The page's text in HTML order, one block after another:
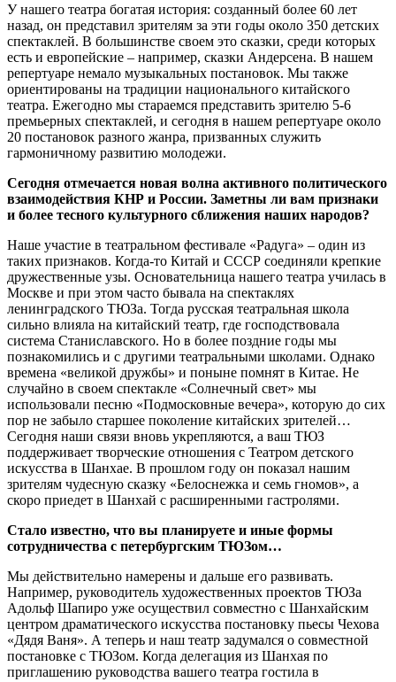
У нашего театра богатая история: созданный более 60 лет
назад, он представил зрителям за эти годы около 350 детских
спектаклей. В большинстве своем это сказки, среди которых
есть и европейские – например, сказки Андерсена. В нашем
репертуаре немало музыкальных постановок. Мы также
ориентированы на традиции национального китайского
театра. Ежегодно мы стараемся представить зрителю 5-6
премьерных спектаклей, и сегодня в нашем репертуаре около
20 постановок разного жанра, призванных служить
гармоничному развитию молодежи.
Сегодня отмечается новая волна активного политического
взаимодействия КНР и России. Заметны ли вам признаки
и более тесного культурного сближения наших народов?
Наше участие в театральном фестивале «Радуга» – один из
таких признаков. Когда-то Китай и СССР соединяли крепкие
дружественные узы. Основательница нашего театра училась в
Москве и при этом часто бывала на спектаклях
ленинградского ТЮЗа. Тогда русская театральная школа
сильно влияла на китайский театр, где господствовала
система Станиславского. Но в более поздние годы мы
познакомились и с другими театральными школами. Однако
времена «великой дружбы» и поныне помнят в Китае. Не
случайно в своем спектакле «Солнечный свет» мы
использовали песню «Подмосковные вечера», которую до сих
пор не забыло старшее поколение китайских зрителей…
Сегодня наши связи вновь укрепляются, а ваш ТЮЗ
поддерживает творческие отношения с Театром детского
искусства в Шанхае. В прошлом году он показал нашим
зрителям чудесную сказку «Белоснежка и семь гномов», а
скоро приедет в Шанхай с расширенными гастролями.
Стало известно, что вы планируете и иные формы
сотрудничества с петербургским ТЮЗом…
Мы действительно намерены и дальше его развивать.
Например, руководитель художественных проектов ТЮЗа
Адольф Шапиро уже осуществил совместно с Шанхайским
центром драматического искусства постановку пьесы Чехова
«Дядя Ваня». А теперь и наш театр задумался о совместной
постановке с ТЮЗом. Когда делегация из Шанхая по
приглашению руководства вашего театра гостила в